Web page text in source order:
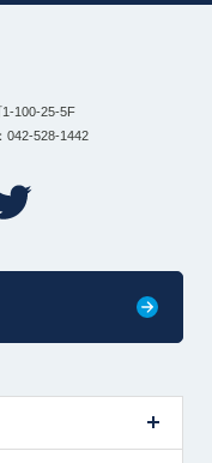
100-25-5F
042-528-1442